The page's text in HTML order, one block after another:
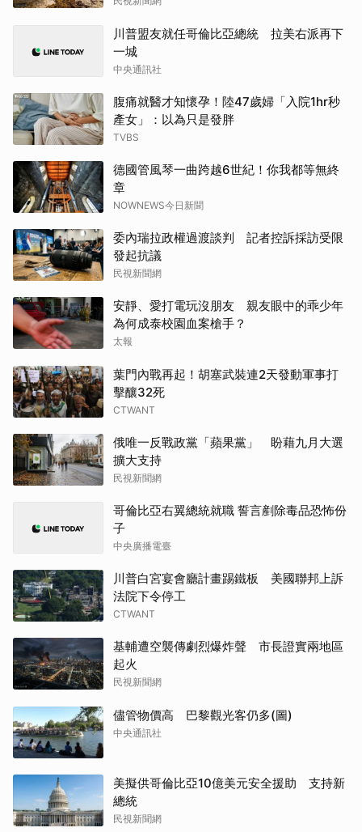
川普盟友就任哥倫比亞總統 拉美右派再下
一城
中央通訊社
腹痛就醫才知懷孕！陸47歲婦「入院1hr秒
產女」：以為只是發胖
TVBS
德國管風琴一曲跨越6世紀！你我都等無終
章
NOWNEWS今日新聞
委內瑞拉政權過渡談判 記者控訴採訪受限
發起抗議
民視新聞網
安靜、愛打電玩沒朋友 親友眼中的乖少年
為何成泰校園血案槍手？
太報
葉門內戰再起！胡塞武裝連2天發動軍事打
擊釀32死
CTWANT
俄唯一反戰政黨「蘋果黨」 盼藉九月大選
擴大支持
民視新聞網
哥倫比亞右翼總統就職 誓言剷除毒品恐怖份
子
中央廣播電臺
川普白宮宴會廳計畫踢鐵板 美國聯邦上訴
法院下令停工
CTWANT
基輔遭空襲傳劇烈爆炸聲 市長證實兩地區
起火
民視新聞網
儘管物價高 巴黎觀光客仍多(圖)
中央通訊社
美擬供哥倫比亞10億美元安全援助 支持新
總統
民視新聞網